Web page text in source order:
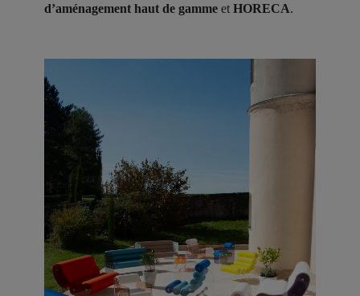
d’aménagement haut de gamme et HORECA.